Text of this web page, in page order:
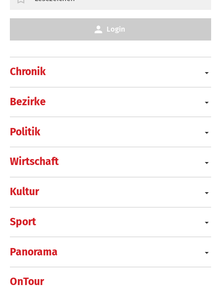
Chronik
Bezirke
Politik
Wirtschaft
Kultur
Sport
Panorama
OnTour
Login